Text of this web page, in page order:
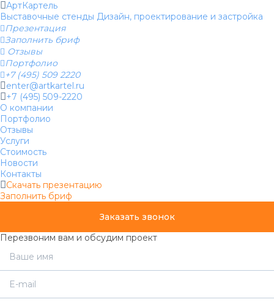
АртКартель
Выставочные стенды Дизайн, проектирование и застройка
Презентация
Заполнить бриф
 Отзывы
Портфолио
+7 (495) 509 2220
enter@artkartel.ru
+7 (495) 509-2220
О компании
Портфолио
Отзывы
Услуги
Стоимость
Новости
Контакты
Скачать презентацию
Заполнить бриф
Заказать звонок
Перезвоним вам и обсудим проект